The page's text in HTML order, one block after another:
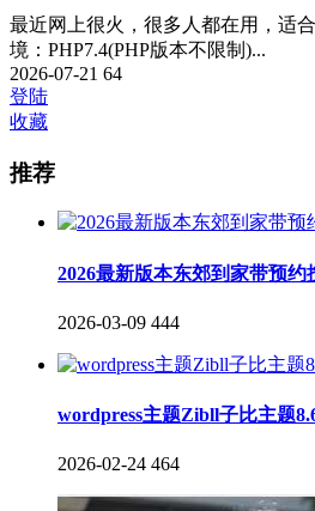
最近网上很火，很多人都在用，适
境：PHP7.4(PHP版本不限制)...
2026-07-21 64
登陆
收藏
推荐
2026最新版本东郊到家带预
2026-03-09 444
wordpress主题Zibll子比主题
2026-02-24 464